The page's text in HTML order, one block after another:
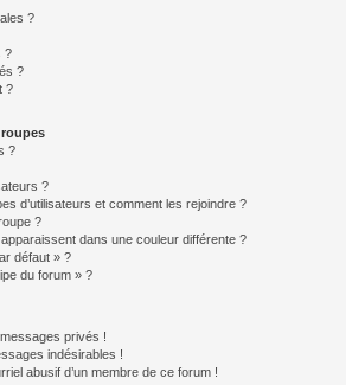
?
?
?
?
?
?
d’utilisateurs et comment les rejoindre ?
?
dans une couleur différente ?
défaut » ?
du forum » ?
privés !
indésirables !
abusif d’un membre de ce forum !